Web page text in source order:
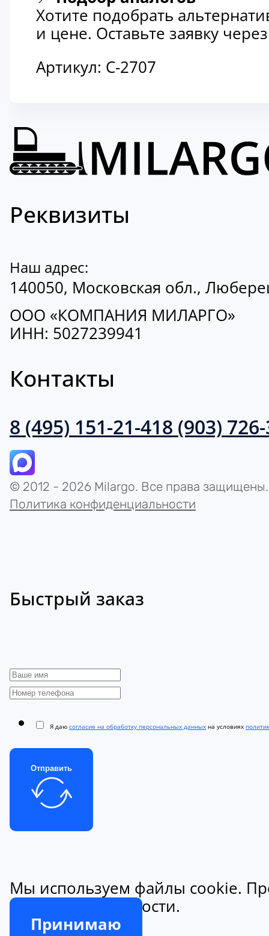
Хотите подобрать
и цене. Оставьте заявку
Артикул: C-2707
Реквизиты
Наш адрес:
140050, Московская обл.,
ООО «КОМПАНИЯ МИЛАРГО»
ИНН: 5027239941
Контакты
8 (495) 151-21-418 (903)
© 2012 - 2026 Milargo. Все права защищены.
Политика конфиденциальности
Быстрый заказ
Я даю согласие на обработку персональных данных на условиях
Отправить
Мы используем файлы cookie.
конфиденциальности.
Принимаю